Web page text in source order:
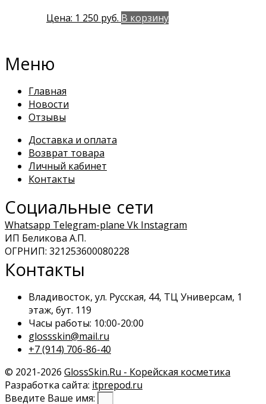
Цена: 1 250 руб. В корзину
Меню
Главная
Новости
Отзывы
Доставка и оплата
Возврат товара
Личный кабинет
Контакты
Социальные сети
Whatsapp Telegram-plane Vk Instagram
ИП Беликова А.П.
ОГРНИП: 321253600080228
Контакты
Владивосток, ул. Русская, 44, ТЦ Универсам, 1
этаж, бут. 119
Часы работы: 10:00-20:00
glossskin@mail.ru
+7 (914) 706-86-40
© 2021-2026 GlossSkin.Ru - Корейская косметика
Разработка сайта: itprepod.ru
Введите Ваше имя: